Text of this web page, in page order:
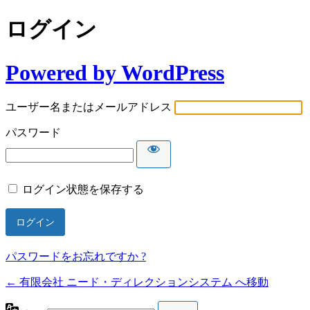
ログイン
Powered by WordPress
ユーザー名またはメールアドレス
パスワード
ログイン状態を保存する
パスワードをお忘れですか ?
← 有限会社 ニード・ディレクションシステム へ移動